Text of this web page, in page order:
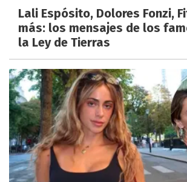
Lali Espósito, Dolores Fonzi,
más: los mensajes de los
la Ley de Tierras